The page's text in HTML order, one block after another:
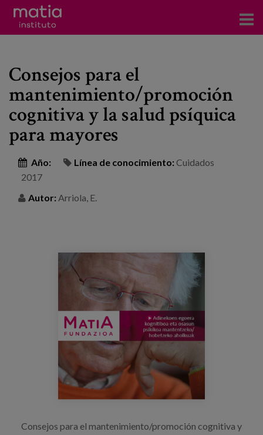
Investigación
Publicaciones
Participación en foros
Formación
Eventos
Trabaja con nosotros
Canal de denuncias
Consejos para el
mantenimiento/promoción
cognitiva y la salud psíquica
para mayores
Año:
2017
Línea de conocimiento:Cuidados
Autor: Arriola, E.
Consejos para el mantenimiento/promoción cognitiva y